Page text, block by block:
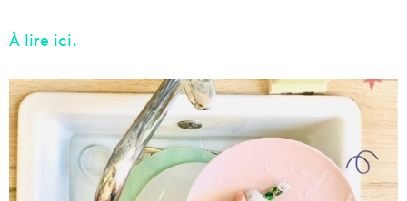
À lire ici.